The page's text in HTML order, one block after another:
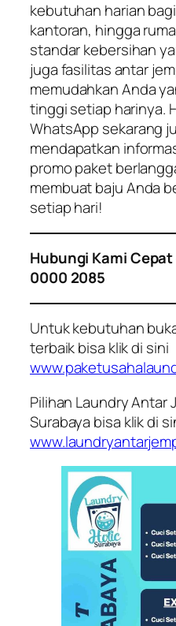
kebutuhan harian
kantoran, hingga
standar kebersihan
juga fasilitas antar
memudahkan Anda
tinggi setiap harinya.
WhatsApp sekarang
mendapatkan
promo paket
membuat baju Anda
setiap hari!
Hubungi Kami
0000 2085
Untuk kebutuhan
terbaik bisa klik di sini
Pilihan Laundry Antar
Surabaya bisa klik di